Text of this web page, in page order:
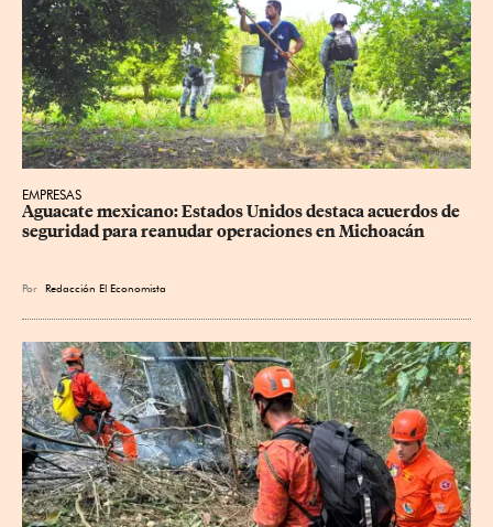
EMPRESAS
Aguacate mexicano: Estados Unidos destaca acuerdos de
seguridad para reanudar operaciones en Michoacán
Por Redacción El Economista